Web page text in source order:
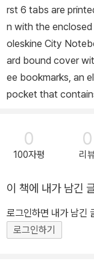
rst 6 tabs are
n with the
oleskine City
ard bound cover
ee bookmarks, an
pocket that
0
100자평
0
리
이 책에 내가 남긴
로그인하면 내가 남긴
로그인하기